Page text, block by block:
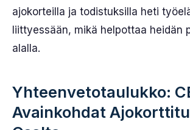
ajokorteilla ja todistuksilla heti
liittyessään, mikä helpottaa heidän
alalla.
Yhteenvetotaulukko:
Avainkohdat